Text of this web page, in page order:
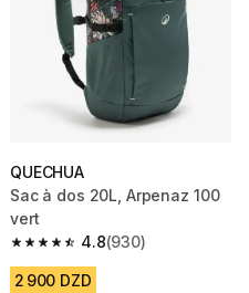
QUECHUA
Sac à dos 20L, Arpenaz 100
vert
4.8
4.8 out of 5 stars from 930
(930)
2 900 DZD